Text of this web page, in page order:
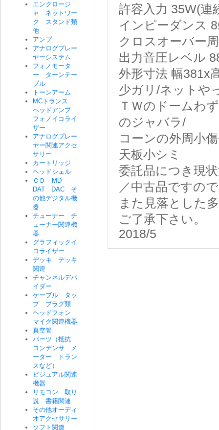
許容入力 35W(
インピーダンス
クロスオーバー
出力音圧レベル
外形寸法 幅381x
少ガリ/ネットや
ＴＷのドームわ
のジャバラ/
コーンの外周小
天板小シミ
委託品につき現
／中古品ですの
また見落とした
ご了承下さい。
2018/5
エンクロージ
ャ ネットワー
ク スタンド類
他
アンプ
アナログプレー
ヤーシステム
フォノモータ
ー ターンテー
ブル
トーンアーム
MCトランス
ヘッドアンプ
フォノイコライ
ザー
アナログプレー
ヤー関連アクセ
サリー
カートリッジ
ヘッドシェル
ＣＤ MD
DAT DAC そ
の他デジタル機
器
チューナー チ
ューナー関連機
器
グラフィックイ
コライザー
デッキ デッキ
関連
チャンネルデバ
イダー
ケーブル タッ
プ プラグ類
ヘッドフォン
マイク関連機器
真空管
パーツ（抵抗
コンデンサ メ
ーター トラン
スなど）
ビジュアル関連
機器
リモコン 取り
説 書籍関連
その他オーディ
オアクセサリー
ソフト関連